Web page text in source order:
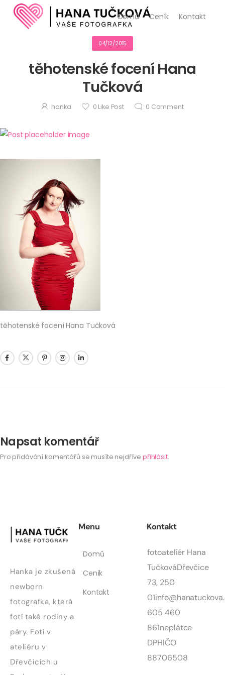
Domů Ceník Kontakt
04/12/2015
těhotenské focení Hana
Tučková
hanka 0 Like Post 0 Comment
těhotenské focení Hana Tučková
Napsat komentář
Pro přidávání komentářů se musíte nejdříve přihlásit.
Hanka je zkušená
newborn
fotografka, která
fotí také rodiny a
páry. Fotí v
ateliéru v
Dřevčicích u
Menu
Domů
Ceník
Kontakt
Kontakt
fotoateliér Hana
TučkováDřevčice
73, 250
01
605 460
861neplátce
DPHIČO
88706508